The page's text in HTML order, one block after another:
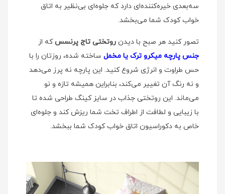
سه‌بعدی خیره‌کننده‌ای دارد که جلوه‌ای بی‌نظیر به اتاق
خواب کودک شما می‌بخشد.
تصور کنید هر صبح با دیدن روتختی تاج پرنسسکه از
جنس پارچه میکرو ترک یا مخمل ساخته شده، روزتان را با
حس طراوت و انرژی شروع کنید. این پارچه نه پرز می‌دهد
و نه رنگ آن تغییر می‌کند، بنابراین همیشه تازه و نو
می‌ماند. این روتختی جذاب در سایز کینگ طراحی شده تا
با زیبایی و لطافت از اطراف تخت شما ریزش کند و جلوه‌ای
خاص به دکوراسیون اتاق خواب کودک شما ببخشد.